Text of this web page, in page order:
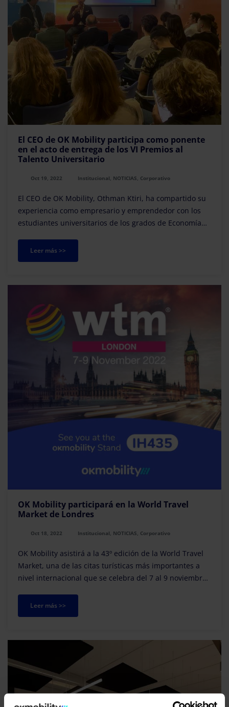
El CEO de OK Mobility participa como ponente
en el acto de entrega de los VI Premios al
Talento Universitario
Oct 19, 2022 Institucional, NOTICIAS, Corporativo
El CEO de OK Mobility, Othman Ktiri, ha compartido su
experiencia como empresario y emprendedor con los
estudiantes universitarios de los grados de Economía
Leer más >>
OK Mobility participará en la World Travel
Market de Londres
Oct 18, 2022 Institucional, NOTICIAS, Corporativo
OK Mobility asistirá a la 43º edición de la World Travel
Market, una de las citas turísticas más importantes a
nivel internacional que se celebra del 7 al 9 noviembre
Leer más >>